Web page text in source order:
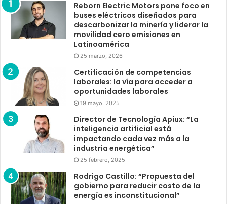
Reborn Electric Motors pone foco en
buses eléctricos diseñados para
descarbonizar la minería y liderar la
movilidad cero emisiones en
Latinoamérica
25 marzo, 2026
Certificación de competencias
laborales: la vía para acceder a
oportunidades laborales
19 mayo, 2025
Director de Tecnología Apiux: “La
inteligencia artificial está
impactando cada vez más a la
industria energética”
25 febrero, 2025
Rodrigo Castillo: “Propuesta del
gobierno para reducir costo de la
energía es inconstitucional”